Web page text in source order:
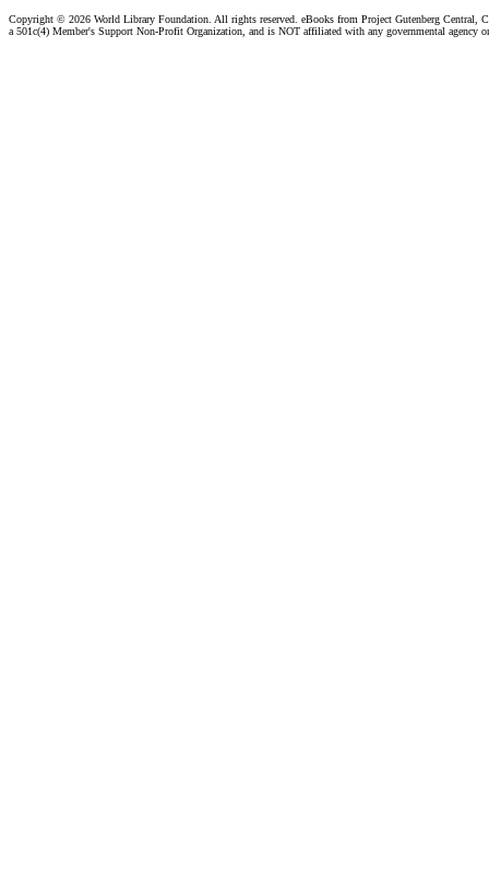
Copyright © 2026 World Library Foundation. All rights reserved. eBooks from Project Gutenberg Central,
a 501c(4) Member's Support Non-Profit Organization, and is NOT affiliated with any governmental agency